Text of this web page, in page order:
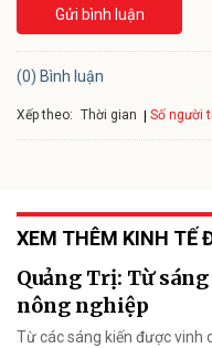
Gửi bình luận
(0) Bình luận
Xếp theo: Thời gian Số người
XEM THÊM KINH TẾ
Quảng Trị: Từ
nông nghiệp
Từ các sáng kiến được vinh